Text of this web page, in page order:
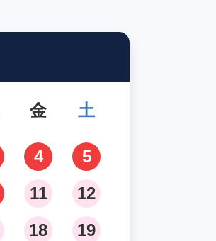
金 土
4
5
11
12
18
19